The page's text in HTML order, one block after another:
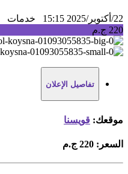
22/أكتوبر/2025 15:15 خدمات
220 ج.م
تفاصيل الإعلان
موقعك: قويسنا
السعر: 220 ج.م